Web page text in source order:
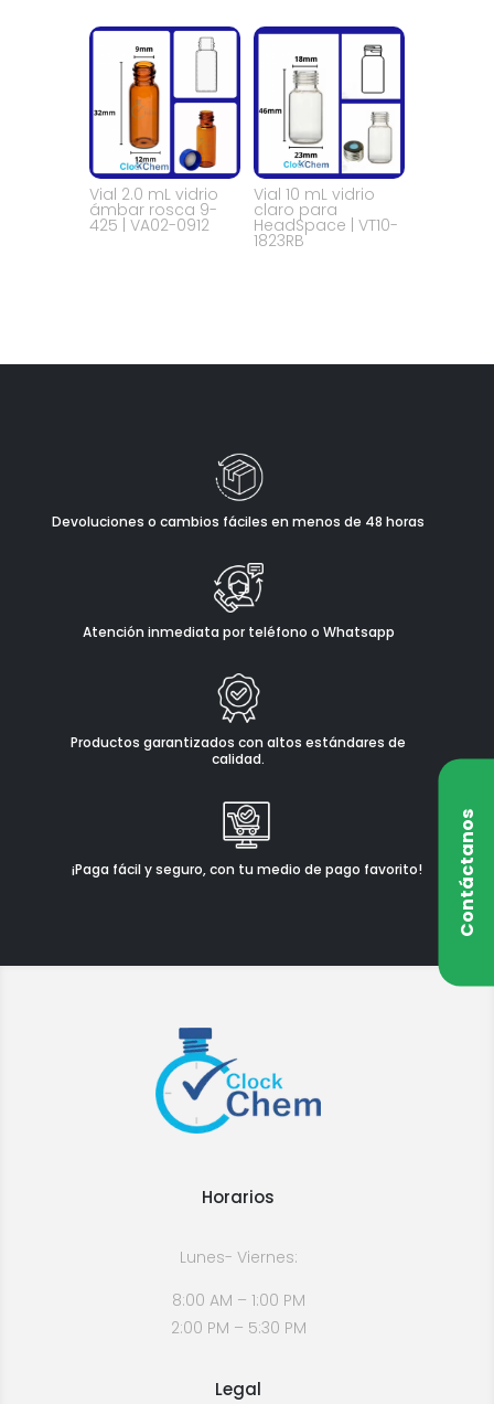
Vial 2.0 mL vidrio
ámbar rosca 9-
425 | VA02-0912
Vial 10 mL vidrio
claro para
HeadSpace | VT10-
1823RB
Devoluciones o cambios fáciles en menos de 48 horas
Atención inmediata por teléfono o Whatsapp
Productos garantizados con altos estándares de
calidad.
¡Paga fácil y seguro, con tu medio de pago favorito! Contáctanos
Horarios
Lunes- Viernes:
8:00 AM – 1:00 PM
2:00 PM – 5:30 PM
Legal